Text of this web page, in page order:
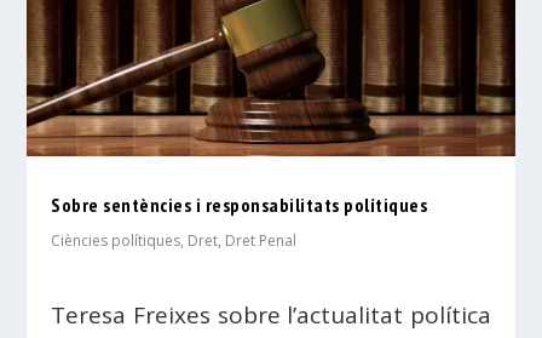
Sobre sentències i responsabilitats polítiques
Ciències polítiques, Dret, Dret Penal
Teresa Freixes sobre l’actualitat política